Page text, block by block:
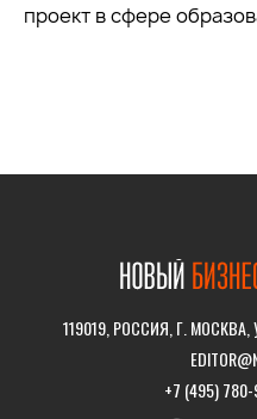
проект в сфере
119019, РОССИЯ, Г.
+7 (495)